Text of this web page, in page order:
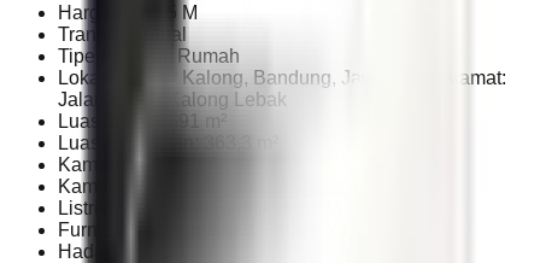
Harga: Rp 8,5 M
Transaksi: Jual
Tipe Properti: Rumah
Lokasi: Geger Kalong, Bandung, Jawa Barat Alamat:
Jalan Geger Kalong Lebak
Luas Tanah: 691 m²
Luas Bangunan: 363,3 m²
Kamar Tidur: 6+1
Kamar Mandi: 3+1
Listrik: 2.200 Watt Sertifikat: SHM
Furnish: Non-furnished Garasi: Ya
Hadap: Utara